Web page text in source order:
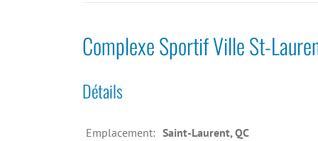
Complexe Sportif Ville St-
Détails
Emplacement: Saint-Laurent, QC